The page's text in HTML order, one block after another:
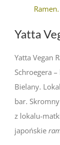
Ramen.
Yatta
Yatta Vegan
Schroegera –
Bielany.
bar.
z lokalu-
japońskie